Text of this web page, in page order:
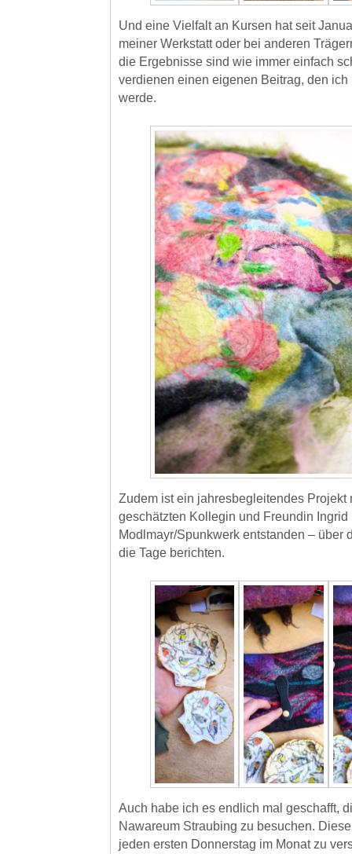
Und eine Vielfalt an Kursen hat seit
meiner Werkstatt oder bei anderen
die Ergebnisse sind wie immer einfach
verdienen einen eigenen Beitrag, den ich
werde.
Zudem ist ein jahresbegleitendes Projekt
geschätzten Kollegin und Freundin Ingrid
Modlmayr/Spunkwerk entstanden – über
die Tage berichten.
Auch habe ich es endlich mal geschafft,
Nawareum Straubing zu besuchen.
jeden ersten Donnerstag im Monat zu